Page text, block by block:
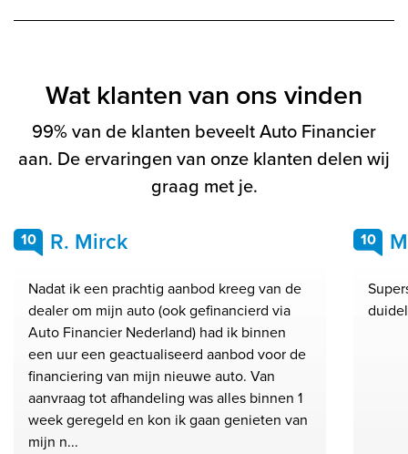
Wat klanten van ons vinden
99% van de klanten beveelt Auto Financier
aan. De ervaringen van onze klanten delen wij
graag met je.
10 R. Mirck
Nadat ik een prachtig aanbod kreeg van de
dealer om mijn auto (ook gefinancierd via
Auto Financier Nederland) had ik binnen
een uur een geactualiseerd aanbod voor de
financiering van mijn nieuwe auto. Van
aanvraag tot afhandeling was alles binnen 1
week geregeld en kon ik gaan genieten van
mijn n...
10